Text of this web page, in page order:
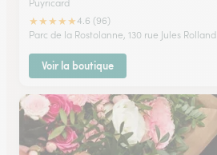
Puyricard
★★★★★4.6 (96)
Parc de la Rostolanne, 130 rue Jules Rolland
Voir la boutique